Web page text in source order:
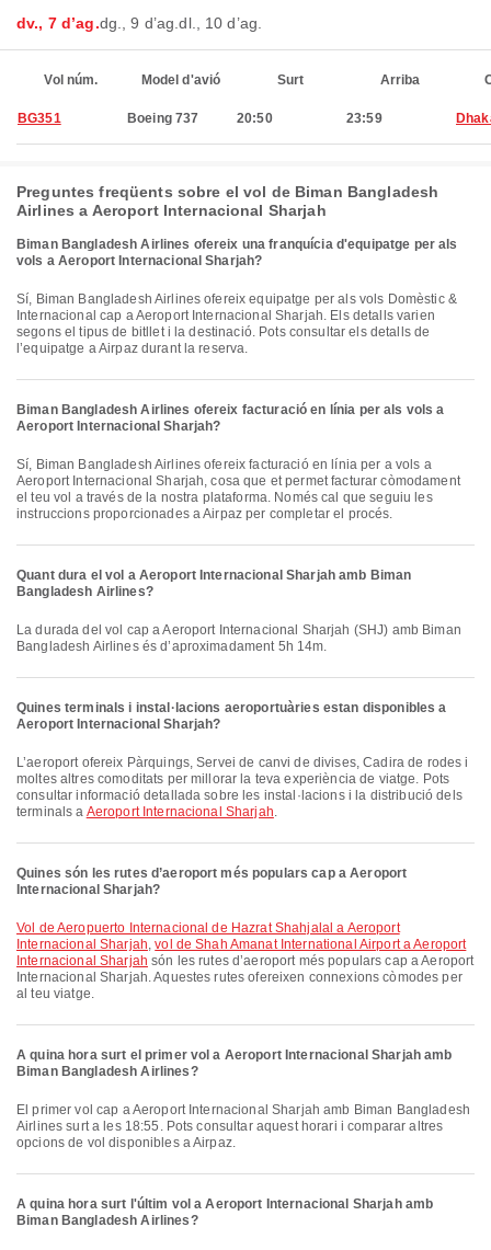
dv., 7 d’ag.dg., 9 d’ag.dl., 10 d’ag.
Vol núm. Model d'avió Surt Arriba
BG351 Boeing 737 20:50 23:59
Preguntes freqüents sobre el vol de Biman Bangladesh
Airlines a Aeroport Internacional Sharjah
Biman Bangladesh Airlines ofereix una franquícia d'equipatge per als
vols a Aeroport Internacional Sharjah?
Sí, Biman Bangladesh Airlines ofereix equipatge per als vols Domèstic &
Internacional cap a Aeroport Internacional Sharjah. Els detalls varien
segons el tipus de bitllet i la destinació. Pots consultar els detalls de
l’equipatge a Airpaz durant la reserva.
Biman Bangladesh Airlines ofereix facturació en línia per als vols a
Aeroport Internacional Sharjah?
Sí, Biman Bangladesh Airlines ofereix facturació en línia per a vols a
Aeroport Internacional Sharjah, cosa que et permet facturar còmodament
el teu vol a través de la nostra plataforma. Només cal que seguiu les
instruccions proporcionades a Airpaz per completar el procés.
Quant dura el vol a Aeroport Internacional Sharjah amb Biman
Bangladesh Airlines?
La durada del vol cap a Aeroport Internacional Sharjah (SHJ) amb Biman
Bangladesh Airlines és d’aproximadament 5h 14m.
Quines terminals i instal·lacions aeroportuàries estan disponibles a
Aeroport Internacional Sharjah?
L’aeroport ofereix Pàrquings, Servei de canvi de divises, Cadira de rodes i
moltes altres comoditats per millorar la teva experiència de viatge. Pots
consultar informació detallada sobre les instal·lacions i la distribució dels
terminals a Aeroport Internacional Sharjah.
Quines són les rutes d’aeroport més populars cap a Aeroport
Internacional Sharjah?
vol de Aeropuerto Internacional de Hazrat Shahjalal a Aeroport
Internacional Sharjah,vol de Shah Amanat International Airport a Aeroport
Internacional Sharjah són les rutes d’aeroport més populars cap a Aeroport
Internacional Sharjah. Aquestes rutes ofereixen connexions còmodes per
al teu viatge.
A quina hora surt el primer vol a Aeroport Internacional Sharjah amb
Biman Bangladesh Airlines?
El primer vol cap a Aeroport Internacional Sharjah amb Biman Bangladesh
Airlines surt a les 18:55. Pots consultar aquest horari i comparar altres
opcions de vol disponibles a Airpaz.
A quina hora surt l'últim vol a Aeroport Internacional Sharjah amb
Biman Bangladesh Airlines?